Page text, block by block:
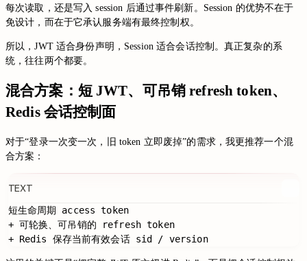
每次读取，还是写入 session 后通过事件刷新。Session 的优势不在于
免设计，而在于它承认服务端有最终控制权。
所以，JWT 适合身份声明，Session 适合会话控制。真正复杂的系
统，往往两个都要。
混合方案：短 JWT、可吊销 refresh token、
Redis 会话控制面
对于“登录一次变一次，旧 token 立即废掉”的需求，我更推荐一个混
合方案：
TEXT
短生命周期 access token
+ 可轮换、可吊销的 refresh token
+ Redis 保存当前有效会话 sid / version